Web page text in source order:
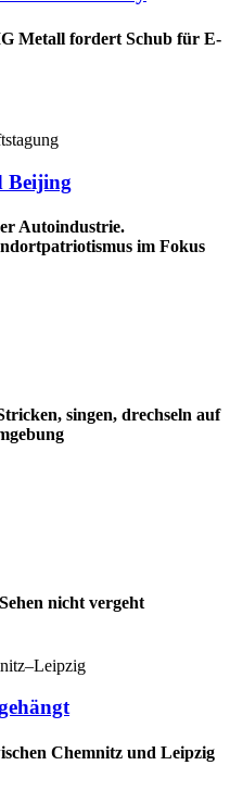
Metall fordert Schub für E-
Beijing
Autoindustrie.
im Fokus
singen, drechseln auf
nicht vergeht
Chemnitz und Leipzig